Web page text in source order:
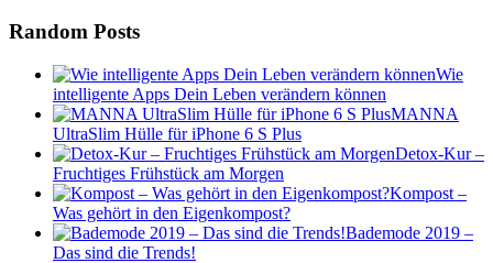
Random Posts
Wie
intelligente Apps Dein Leben verändern können
MANNA
UltraSlim Hülle für iPhone 6 S Plus
Detox-Kur –
Fruchtiges Frühstück am Morgen
Kompost –
Was gehört in den Eigenkompost?
Bademode 2019 –
Das sind die Trends!